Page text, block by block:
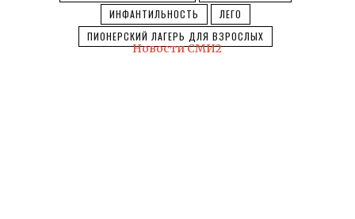
ИНФАНТИЛЬНОСТЬ
ЛЕГО
ПИОНЕРСКИЙ ЛАГЕРЬ ДЛЯ ВЗРОСЛЫХ
Новости СМИ2